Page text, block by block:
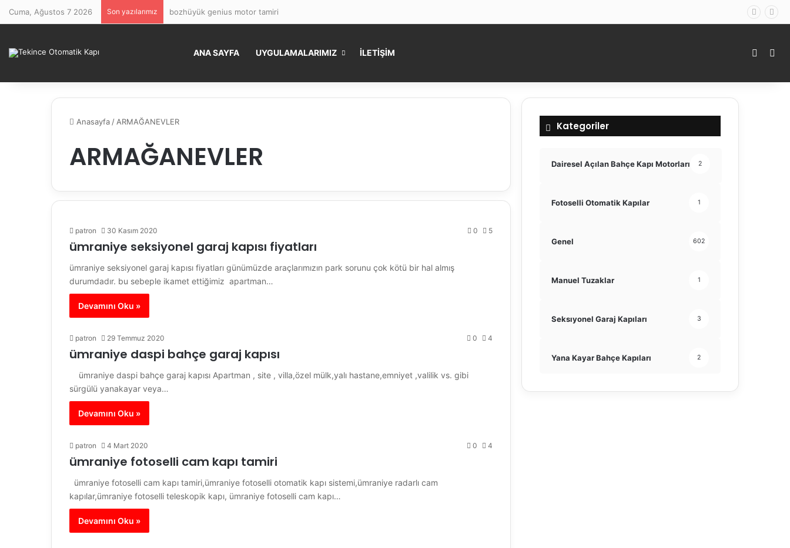
Cuma, Ağustos 7 2026 Son yazılarımız bozhüyük genius motor tamiri
ANA SAYFA UYGULAMALARIMIZ İLETİŞİM Kenar
Anasayfa / ARMAĞANEVLER
ARMAĞANEVLER
patron 30 Kasım 2020 0 5
ümraniye seksiyonel garaj kapısı fiyatları
ümraniye seksiyonel garaj kapısı fiyatları günümüzde araçlarımızın park sorunu çok kötü bir hal almış
durumdadır. bu sebeple ikamet ettiğimiz apartman…
Devamını Oku »
patron 29 Temmuz 2020 0 4
ümraniye daspi bahçe garaj kapısı
ümraniye daspi bahçe garaj kapısı Apartman , site , villa,özel mülk,yalı hastane,emniyet ,valilik vs. gibi
sürgülü yanakayar veya…
Devamını Oku »
patron 4 Mart 2020 0 4
ümraniye fotoselli cam kapı tamiri
ümraniye fotoselli cam kapı tamiri,ümraniye fotoselli otomatik kapı sistemi,ümraniye radarlı cam
kapılar,ümraniye fotoselli teleskopik kapı, ümraniye fotoselli cam kapı…
Devamını Oku »
Kategoriler
Dairesel Açılan Bahçe Kapı Motorları 2
Fotoselli Otomatik Kapılar 1
Genel 602
Manuel Tuzaklar 1
Seksıyonel Garaj Kapıları 3
Yana Kayar Bahçe Kapıları 2